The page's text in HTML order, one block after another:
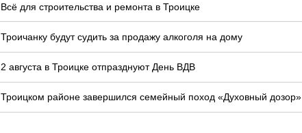
Всё для строительства и ремонта в Троицке
Троичанку будут судить за продажу алкоголя на дому
2 августа в Троицке отпразднуют День ВДВ
Троицком районе завершился семейный поход «Духовный дозор»